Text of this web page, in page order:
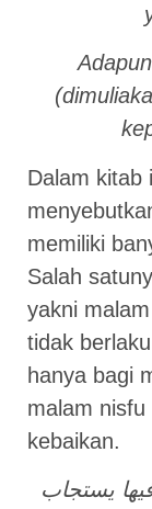
Dalam kitab
memiliki
Salah
yakni
tidak
hanya bagi
malam nisfu
kebaikan.
يستجاب